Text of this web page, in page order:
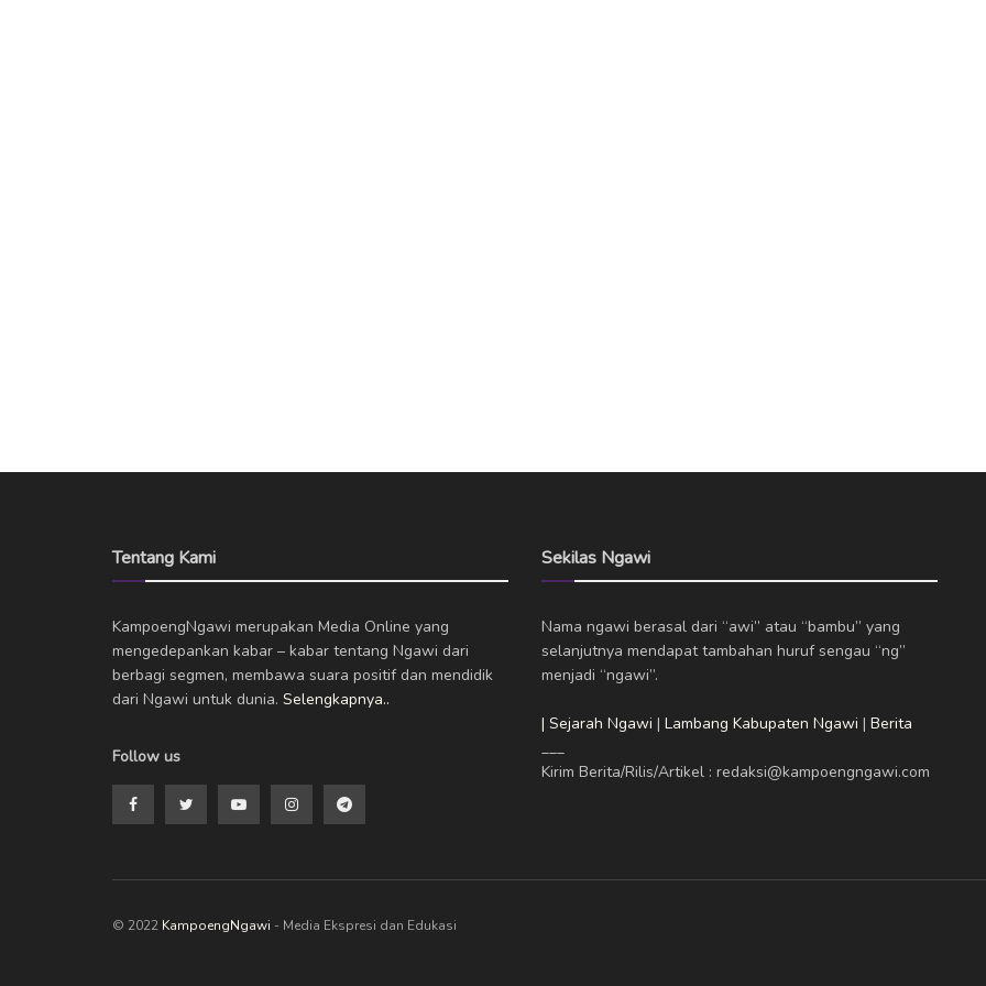
Tentang Kami
KampoengNgawi merupakan Media Online yang
mengedepankan kabar – kabar tentang Ngawi dari
berbagi segmen, membawa suara positif dan mendidik
dari Ngawi untuk dunia. Selengkapnya..
Follow us
Sekilas Ngawi
Nama ngawi berasal dari “awi” atau “bambu” yang
selanjutnya mendapat tambahan huruf sengau “ng”
menjadi “ngawi”.
| Sejarah Ngawi | Lambang Kabupaten Ngawi | Berita
___
Kirim Berita/Rilis/Artikel : redaksi@kampoengngawi.com
© 2022 KampoengNgawi - Media Ekspresi dan Edukasi